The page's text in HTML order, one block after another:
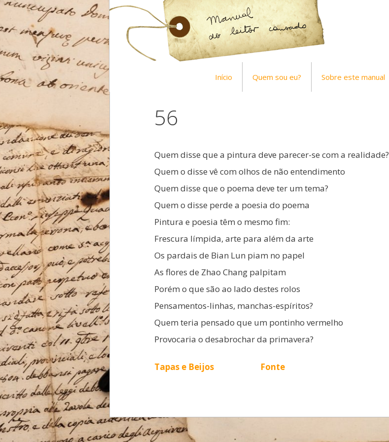
Pular
para
conteúdo
Início Quem sou eu? Sobre este manual
56
Quem disse que a pintura deve parecer-se com a realidade?
Quem o disse vê com olhos de não entendimento
Quem disse que o poema deve ter um tema?
Quem o disse perde a poesia do poema
Pintura e poesia têm o mesmo fim:
Frescura límpida, arte para além da arte
Os pardais de Bian Lun piam no papel
As flores de Zhao Chang palpitam
Porém o que são ao lado destes rolos
Pensamentos-linhas, manchas-espíritos?
Quem teria pensado que um pontinho vermelho
Provocaria o desabrochar da primavera?
Tapas e Beijos Fonte